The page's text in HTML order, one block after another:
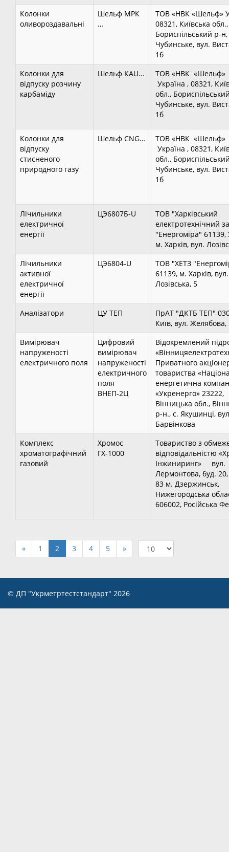
Колонки
оливороздавальні
Шельф МРК
…
ТОВ «НВК «Шельф»
08321, Київська обл.,
Бориспільський р-н,
Чубинське, вул.
1б
Колонки для
відпуску розчину
карбаміду
Шельф КАU...
ТОВ «НВК
Україна , 08321,
обл.,
Чубинське, вул.
1б
Колонки для
відпуску
стисненого
природного газу
Шельф CNG…
ТОВ «НВК
Україна , 08321,
обл.,
Чубинське, вул.
1б
Лічильники
електричної
енергії
ЦЭ6807Б-U
ТОВ "Харківський
електротехнічний
"Енергоміра" 61139,
м. Харків, вул.
Лічильники
активної
електричної
енергії
ЦЭ6804-U
ТОВ "ХЕТЗ
61139, м. Харків, вул.
Лозівська, 5
Аналізатори ЦУ ТЕП
ПрАТ "ДКТБ ТЕП"
Київ, вул. Желябова,
Вимірювач
напруженості
електричного поля
Цифровий
вимірювач
напруженості
електричного
поля
ВНЕП-2Ц
Відокремлений
Приватного
товариства
енергетична
«Укренерго» 23222,
Вінницька обл.,
р-н., с. Якушинці,
Барвінкова
Комплекс
хроматографічний
газовий
Хромос
ГХ-1000
Товариство з
відповідальністю
Інжиниринг» вул.
Лермонтова, буд.
83 м. Дзержинськ,
Нижегородська
606002, Російська
« 1 2 3 4 5 »
© ДП "Укрметртестстандарт" 2026